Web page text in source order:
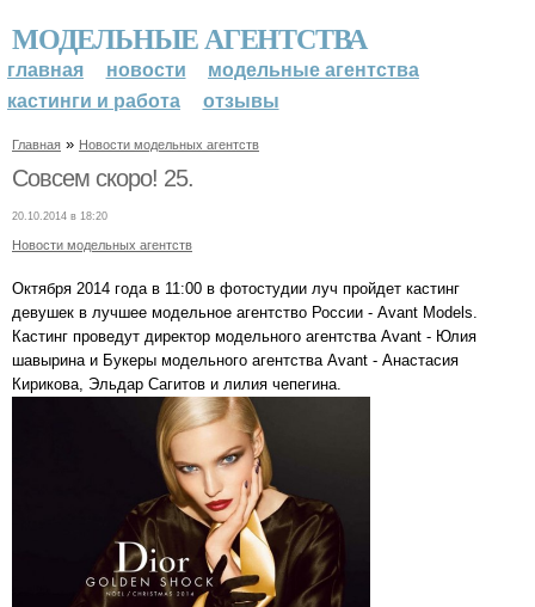
МОДЕЛЬНЫЕ АГЕНТСТВА
главная новости
модельные агентства
кастинги и работа
отзывы
Главная » Новости модельных агентств
Совсем скоро! 25.
20.10.2014 в 18:20
Новости модельных агентств
Октября 2014 года в 11:00 в фотостудии луч пройдет кастинг
девушек в лучшее модельное агентство России - Avant Models.
Кастинг проведут директор модельного агентства Avant - Юлия
шавырина и Букеры модельного агентства Avant - Анастасия
Кирикова, Эльдар Сагитов и лилия чепегина.